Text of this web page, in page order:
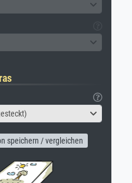
speichern / vergleichen